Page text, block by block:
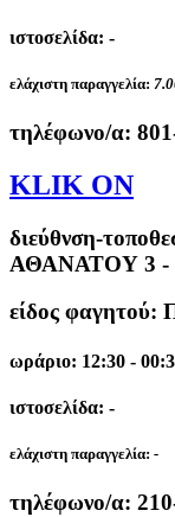
ιστοσελίδα: -
ελάχιστη παραγγελία:
τηλέφωνο/α:
KLIK ON
διεύθνση-
ΑΘΑΝΑΤΟΥ 3 -
είδος
ωράριο: 12:30 -
ιστοσελίδα: -
ελάχιστη παραγγελία: -
τηλέφωνο/α: